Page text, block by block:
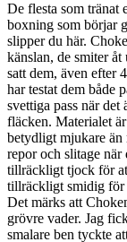
De flesta som tränat
boxning som börjar
slipper du här.
känslan, de smiter
satt dem, även efter
har testat dem både
svettiga pass när
fläcken. Materialet
betydligt mjukare än
repor och slitage
tillräckligt tjock för
tillräckligt smidig för
Det märks att
grövre vader. Jag
smalare ben tyckte